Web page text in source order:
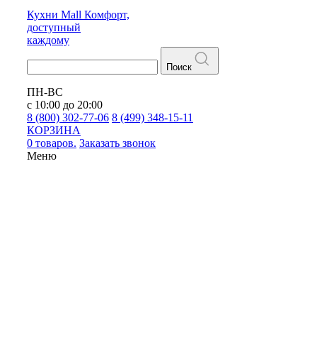
Кухни Mall Комфорт,
доступный
каждому
Поиск
ПН-ВС
с 10:00 до 20:00
8 (800) 302-77-06 8 (499) 348-15-11
КОРЗИНА
0 товаров. Заказать звонок
Меню